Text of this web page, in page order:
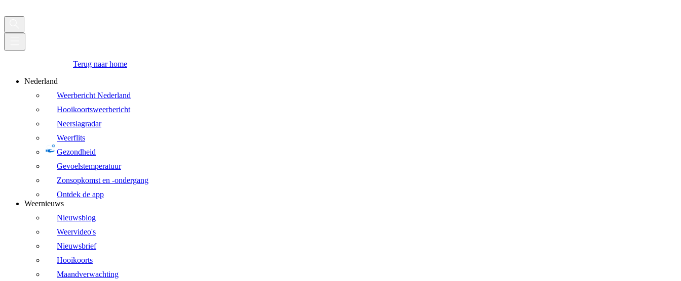
Terug naar home
Nederland
Weerbericht Nederland
Hooikoortsweerbericht
Neerslagradar
Weerflits
Gezondheid
Gevoelstemperatuur
Zonsopkomst en -ondergang
Ontdek de app
Weernieuws
Nieuwsblog
Weervideo's
Nieuwsbrief
Hooikoorts
Maandverwachting